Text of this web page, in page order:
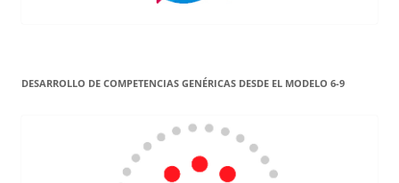
DESARROLLO DE COMPETENCIAS GENÉRICAS DESDE EL MODELO 6-9